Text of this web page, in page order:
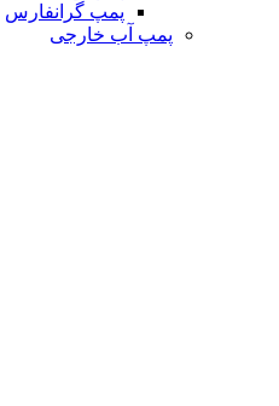
پمپ گرانفارس
پمپ آب خارجی